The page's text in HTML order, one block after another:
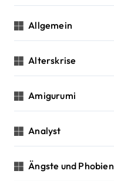
i
o
n
Allgemein
Alterskrise
Amigurumi
Analyst
Ängste und Phobien